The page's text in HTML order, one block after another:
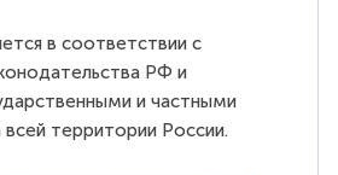
в соответствии с
РФ и
и частными
всей территории России.